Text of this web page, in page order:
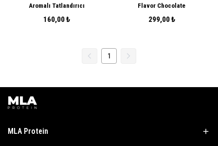
Aromalı Tatlandırıcı
160,00 ₺
Flavor Chocolate
299,00 ₺
1
MLA Protein